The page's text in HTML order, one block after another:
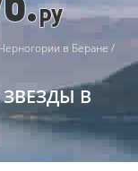
в Беране /
В